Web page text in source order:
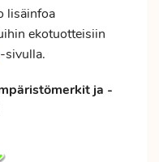
lisäinfoa
ekotuotteisiin
ja -